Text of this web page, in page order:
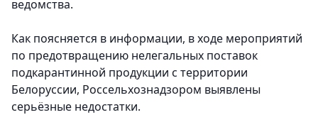
ведомства.
Как поясняется в информации, в ходе мероприятий
по предотвращению нелегальных поставок
подкарантинной продукции с территории
Белоруссии, Россельхознадзором выявлены
серьёзные недостатки.